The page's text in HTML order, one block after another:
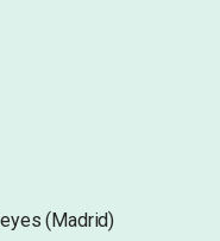
(Madrid)